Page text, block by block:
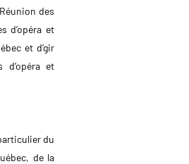
des
d’opéra et
et d’gir
d’opéra et
du
de la